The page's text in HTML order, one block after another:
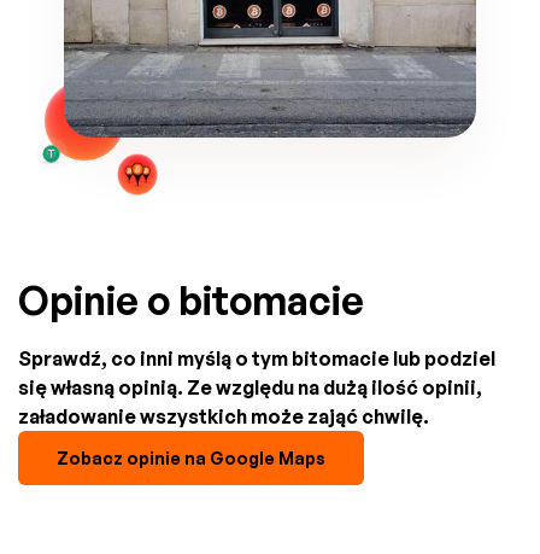
Opinie o bitomacie
Sprawdź, co inni myślą o tym bitomacie lub podziel
się własną opinią. Ze względu na dużą ilość opinii,
załadowanie wszystkich może zająć chwilę.
Zobacz opinie na Google Maps